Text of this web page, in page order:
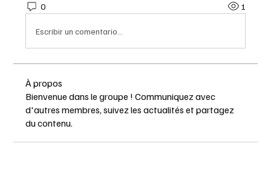
0 1
Escribir un comentario...
À propos
Bienvenue dans le groupe ! Communiquez avec
d'autres membres, suivez les actualités et partagez
du contenu.